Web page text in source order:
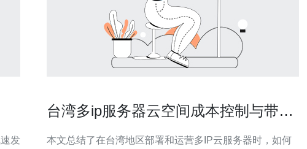
台湾多ip服务器云空间成本控制与带宽
本文总结了在台湾地区部署和运营多IP云服务器时，如何